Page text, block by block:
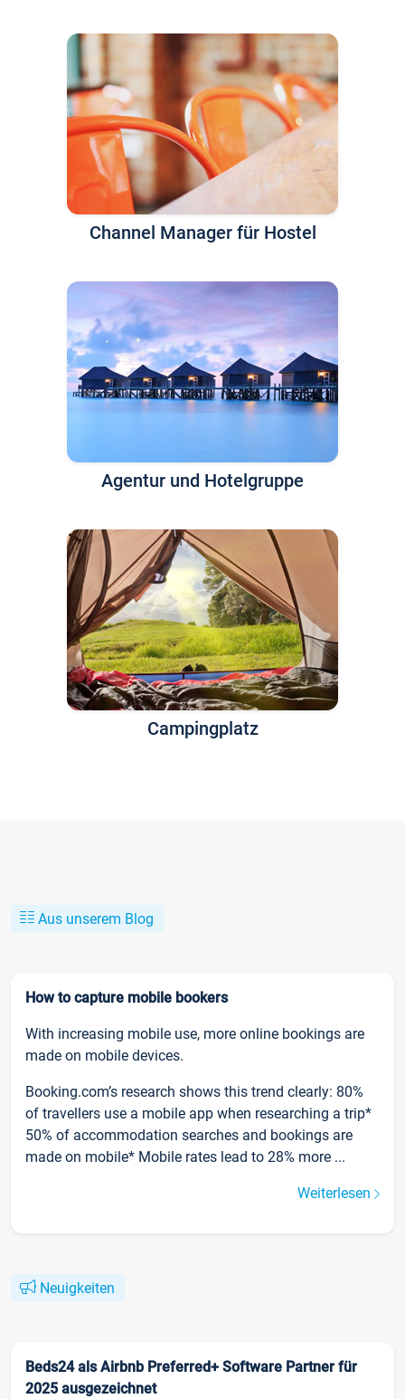
Channel Manager für Hostel
Agentur und Hotelgruppe
Campingplatz
Aus unserem Blog
How to capture mobile bookers
With increasing mobile use, more online bookings are
made on mobile devices.
Booking.com’s research shows this trend clearly: 80%
of travellers use a mobile app when researching a trip*
50% of accommodation searches and bookings are
made on mobile* Mobile rates lead to 28% more ...
Weiterlesen
Neuigkeiten
Beds24 als Airbnb Preferred+ Software Partner für
2025 ausgezeichnet